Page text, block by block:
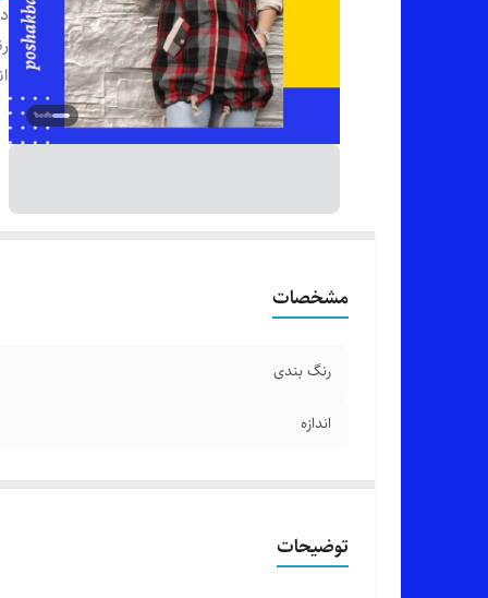
مشخصات
رنگ بندی
اندازه
توضیحات